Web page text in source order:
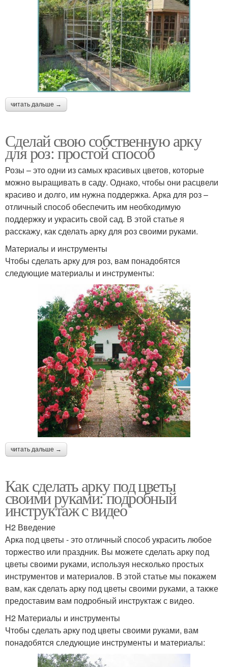
читать дальше →
Сделай свою собственную арку
для роз: простой способ
Розы – это одни из самых красивых цветов, которые
можно выращивать в саду. Однако, чтобы они расцвели
красиво и долго, им нужна поддержка. Арка для роз –
отличный способ обеспечить им необходимую
поддержку и украсить свой сад. В этой статье я
расскажу, как сделать арку для роз своими руками.
Материалы и инструменты
Чтобы сделать арку для роз, вам понадобятся
следующие материалы и инструменты:
читать дальше →
Как сделать арку под цветы
своими руками: подробный
инструктаж с видео
H2 Введение
Арка под цветы - это отличный способ украсить любое
торжество или праздник. Вы можете сделать арку под
цветы своими руками, используя несколько простых
инструментов и материалов. В этой статье мы покажем
вам, как сделать арку под цветы своими руками, а также
предоставим вам подробный инструктаж с видео.
H2 Материалы и инструменты
Чтобы сделать арку под цветы своими руками, вам
понадобятся следующие инструменты и материалы: